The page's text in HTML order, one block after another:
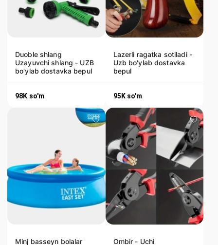
Duoble shlang
Uzayuvchi shlang - UZB
bo'ylab dostavka bepul
98K so'm
Lazerli ragatka sotiladi -
Uzb bo'ylab dostavka
bepul
95K so'm
Minj basseyn bolalar Ombir - Uchi